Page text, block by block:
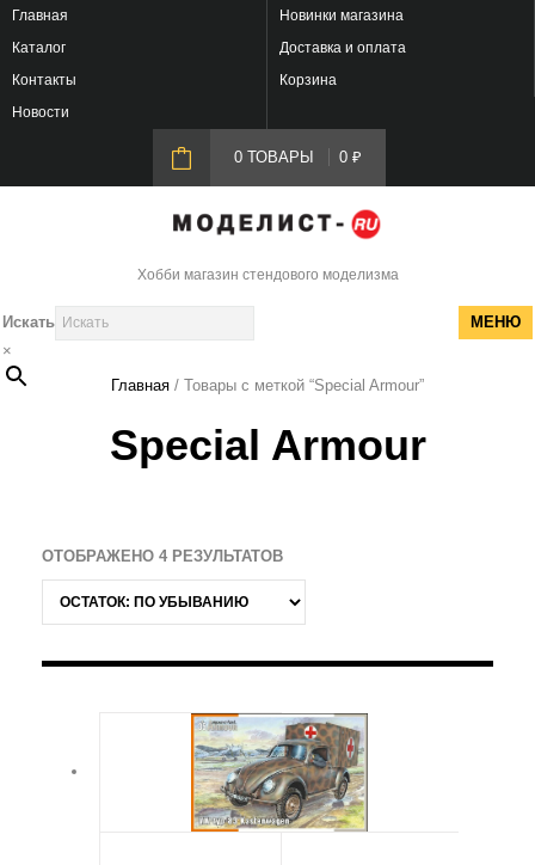
Главная
Новинки магазина
Каталог
Доставка и оплата
Контакты
Корзина
Новости
0 ТОВАРЫ 0 ₽
Хобби магазин стендового моделизма
МЕНЮ
Искать
×
Главная / Товары с меткой “Special Armour”
Special Armour
ОТОБРАЖЕНО 4 РЕЗУЛЬТАТОВ